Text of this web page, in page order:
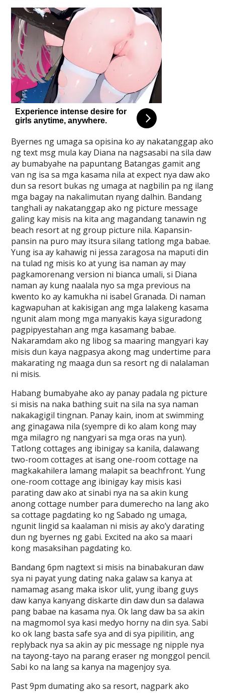
Byernes ng umaga sa opisina ko ay nakatanggap ako
ng text msg mula kay Diana na nagsasabi na sila daw
ay bumabyahe na papuntang Batangas gamit ang
van ng isa sa mga kasama nila at expect nya daw ako
dun sa resort bukas ng umaga at nagbilin pa ng ilang
mga bagay na nakalimutan nyang dalhin. Bandang
tanghali ay nakatanggap ako ng picture message
galing kay misis na kita ang magandang tanawin ng
beach resort at ng group picture nila. Kapansin-
pansin na puro may itsura silang tatlong mga babae.
Yung isa ay kahawig ni jessa zaragosa na maputi din
na tulad ng misis ko at yung isa naman ay may
pagkamorenang version ni bianca umali, si Diana
naman ay kung naalala nyo sa mga previous na
kwento ko ay kamukha ni isabel Granada. Di naman
kagwapuhan at kakisigan ang mga lalakeng kasama
ngunit alam mong mga manyakis kaya siguradong
pagpipyestahan ang mga kasamang babae.
Nakaramdam ako ng libog sa maaring mangyari kay
misis dun kaya nagpasya akong mag undertime para
makarating ng maaga dun sa resort ng di nalalaman
ni misis.
Habang bumabyahe ako ay panay padala ng picture
si misis na naka bathing suit na sila na sya naman
nakakagigil tingnan. Panay kain, inom at swimming
ang ginagawa nila (syempre di ko alam kong may
mga milagro ng nangyari sa mga oras na yun).
Tatlong cottages ang ibinigay sa kanila, dalawang
two-room cottages at isang one-room cottage na
magkakahilera lamang malapit sa beachfront. Yung
one-room cottage ang ibinigay kay misis kasi
parating daw ako at sinabi nya na sa akin kung
anong cottage number para dumerecho na lang ako
sa cottage pagdating ko ng Sabado ng umaga,
ngunit lingid sa kaalaman ni misis ay ako’y darating
dun ng byernes ng gabi. Excited na ako sa maari
kong masaksihan pagdating ko.
Bandang 6pm nagtext si misis na binabakuran daw
sya ni payat yung dating naka galaw sa kanya at
namamag asang maka iskor ulit, yung ibang guys
daw kanya kanyang diskarte din daw dun sa dalawa
pang babae na kasama nya. Ok lang daw ba sa akin
na magmomol sya kasi medyo horny na din sya. Sabi
ko ok lang basta safe sya and di sya pipilitin, ang
replyback nya sa akin ay pic message ng nipple nya
na tayong-tayo na parang eraser ng monggol pencil.
Sabi ko na lang sa kanya na magenjoy sya.
Past 9pm dumating ako sa resort, nagpark ako